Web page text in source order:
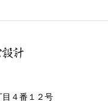
４番１２号